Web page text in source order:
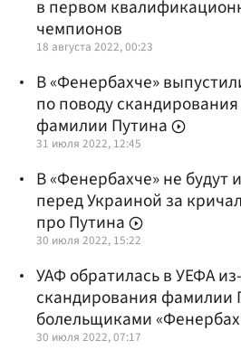
в первом
чемпионов
18 августа 2022, 00:23
В «Фенербахче»
по поводу
фамилии Путина
31 июля 2022, 12:45
В «Фенербахче» не будут
перед Украиной за
про Путина
30 июля 2022, 15:22
УАФ обратилась в УЕФА
скандирования фамилии
болельщиками
30 июля 2022, 07:17